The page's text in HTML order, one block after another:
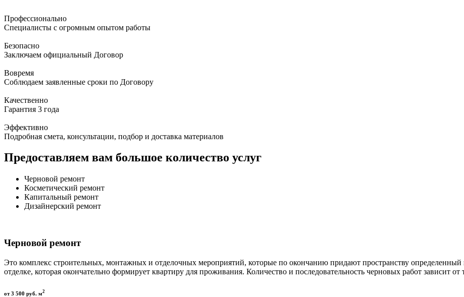
Профессионально
Специалисты с огромным опытом работы
Безопасно
Заключаем официальный Договор
Вовремя
Соблюдаем заявленные сроки по Договору
Качественно
Гарантия 3 года
Эффективно
Подробная смета, консультации, подбор и доставка материалов
Предоставляем вам большое количество услуг
Черновой ремонт
Косметический ремонт
Капитальный ремонт
Дизайнерский ремонт
Черновой ремонт
Это комплекс строительных, монтажных и отделочных мероприятий, которые по окончанию придают пространству
отделке, которая окончательно формирует квартиру для проживания. Количество и последовательность черновых работ зависит от
от 3 500 руб. м2